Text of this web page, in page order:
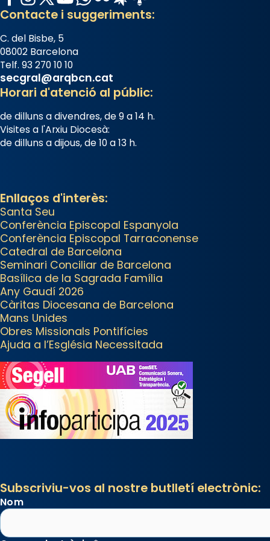
Semprònia = eterna”) són
deixebles seves. I l’any 1667, el
frare Joan Gaspar Roig, afirma
en una obra que les santes són
filles de l’antiga Iluro. Mataró en
reivindicarà les relíquies fins que
es canta a la “Missa de les
Santes” (“Missa de Glòria”) fou
per privilegi pontifici, amb
orquestra i cor, i té una duració
aproximada de tres hores.
Després, processó (recuperada
el 1972) al voltant del temple
amb les relíquies de les santes.
Des de 1985 hi participa també
un grup de diablesses amb
música i ball propis. Festa gran a
Mataró.
«Si vols saber què és calor, ves
per les Santes a Mataró»🥵.
Photo
View on Facebook · Share
Jaume, fill de Zebedeu, és
juntament amb el seu germà
Contacte i suggeriments:
C. del Bisbe, 5
08002 Barcelona
Telf. 93 270 10 10
secgral@arqbcn.cat
Horari d'atenció al públic:
de dilluns a divendres, de 9 a 14 h.
Visites a l'Arxiu Diocesà:
de dilluns a dijous, de 10 a 13 h.
Enllaços d'interès:
Santa Seu
Conferència Episcopal Espanyola
Conferència Episcopal Tarraconense
Catedral de Barcelona
Seminari Conciliar de Barcelona
Basílica de la Sagrada Família
Any Gaudí 2026
Càritas Diocesana de Barcelona
Mans Unides
Obres Missionals Pontifícies
Ajuda a l’Església Necessitada
Subscriviu-vos al nostre butlletí electrònic:
Nom